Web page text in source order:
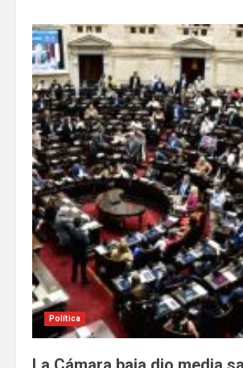
Política